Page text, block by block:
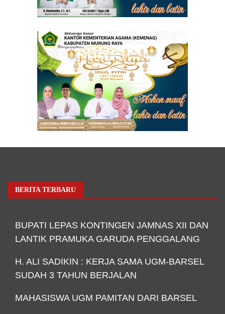
BERITA TERBARU
BUPATI LEPAS KONTINGEN JAMNAS XII DAN
LANTIK PRAMUKA GARUDA PENGGALANG
H. ALI SADIKIN : KERJA SAMA UGM-BARSEL
SUDAH 3 TAHUN BERJALAN
MAHASISWA UGM PAMITAN DARI BARSEL